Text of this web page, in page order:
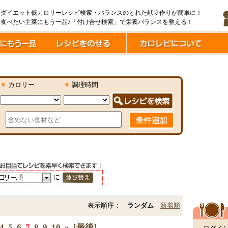
ダイエット低カロリーレシピ検索・バランスのとれた献立作りが簡単に！
食べたい主菜にもう一品♪「付け合せ検索」で栄養バランスを整える！
▼ カロリー ▼ 調理時間
表示順序： ランダム 新着順